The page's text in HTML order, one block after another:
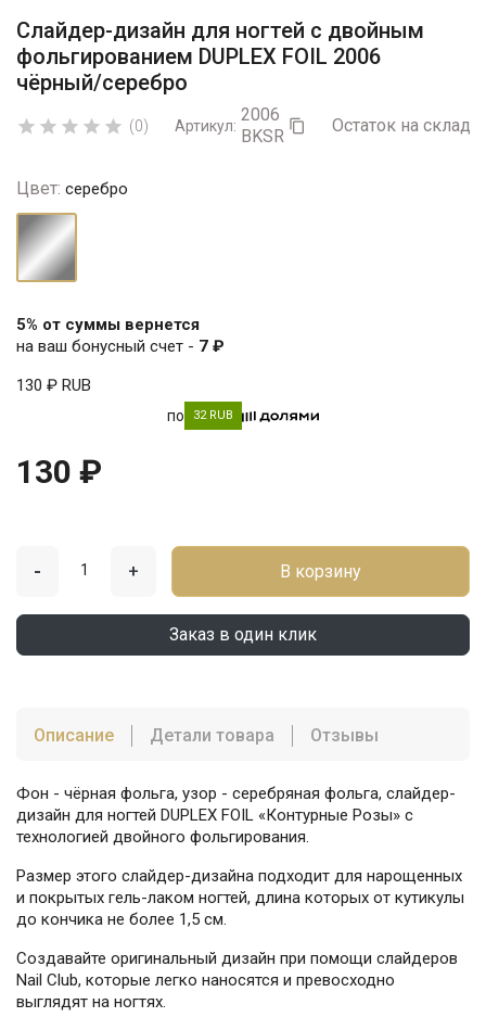
Слайдер-дизайн для ногтей с двойным
фольгированием DUPLEX FOIL 2006
чёрный/серебро
     (0) Артикул:
2006
BKSR  Остаток на складе:
Цвет: серебро
серебро
5% от суммы вернется
на ваш бонусный счет - 7 ₽
130 ₽ RUB
по 32 RUB
130 ₽
- + В корзину
Заказ в один клик
Описание Детали товара Отзывы
Фон - чёрная фольга, узор - серебряная фольга, слайдер-
дизайн для ногтей DUPLEX FOIL «Контурные Розы» с
технологией двойного фольгирования.
Размер этого слайдер-дизайна подходит для нарощенных
и покрытых гель-лаком ногтей, длина которых от кутикулы
до кончика не более 1,5 см.
Создавайте оригинальный дизайн при помощи слайдеров
Nail Club, которые легко наносятся и превосходно
выглядят на ногтях.